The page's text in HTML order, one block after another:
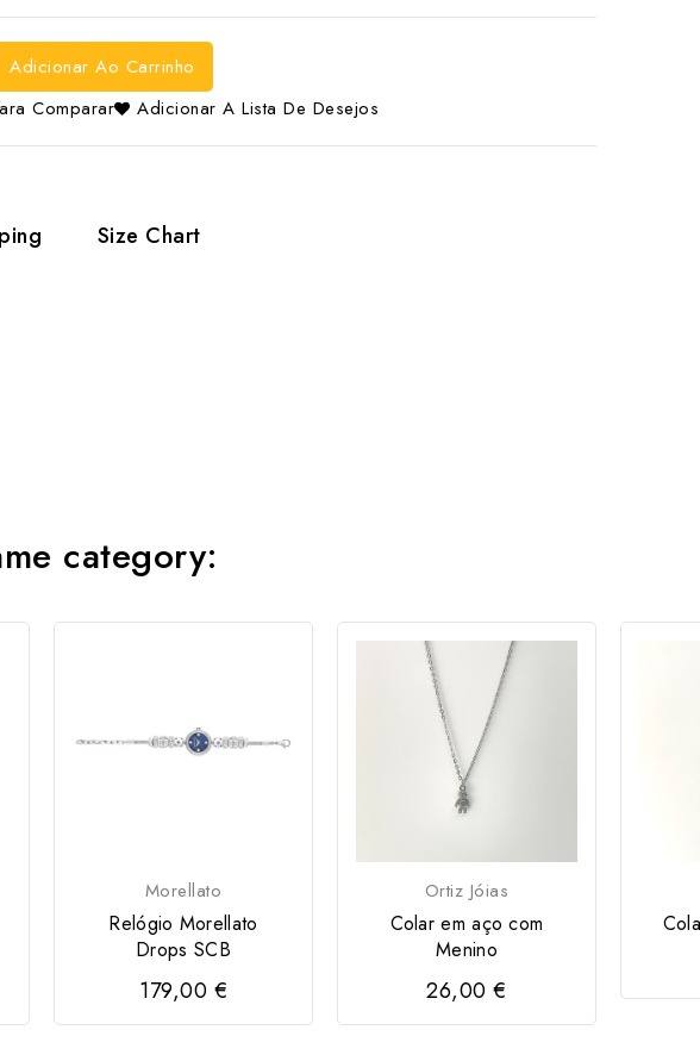
Adicionar Ao Carrinho
Comparar
Adicionar A Lista De Desejos
Size Chart
category:
Morellato
Relógio Morellato
Drops SCB
179,00 €
Ortiz Jóias
Colar em aço com
Menino
26,00 €